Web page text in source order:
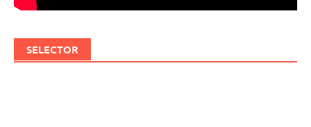
SELECTOR